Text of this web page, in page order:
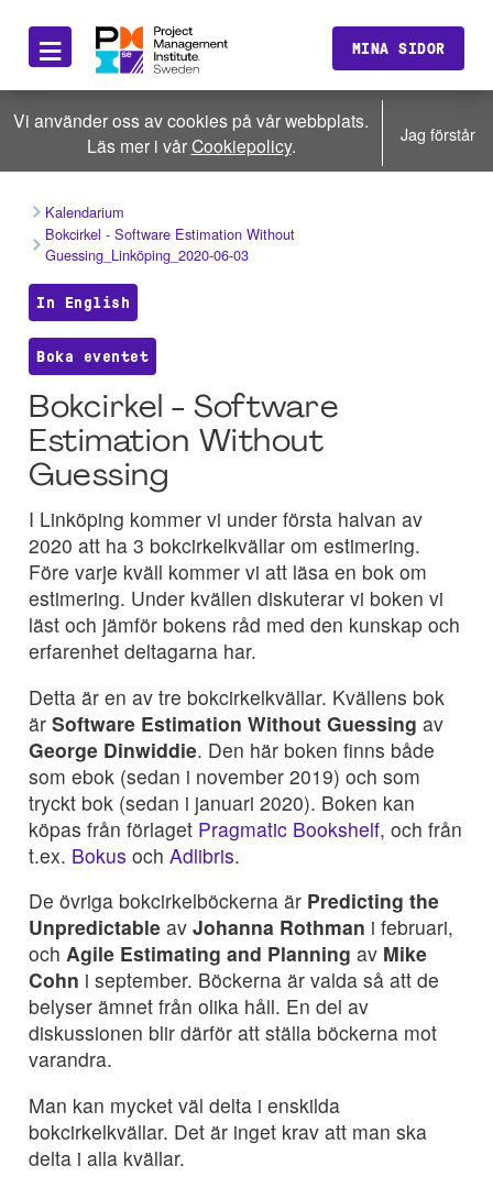
≡ MINA SIDOR
Vi använder oss av cookies på vår webbplats.
Läs mer i vårCookiepolicy. Jag förstår
Kalendarium
Bokcirkel - Software Estimation Without
Guessing_Linköping_2020-06-03
In English
Boka eventet
Bokcirkel - Software
Estimation Without
Guessing
I Linköping kommer vi under första halvan av
2020 att ha 3 bokcirkelkvällar om estimering.
Före varje kväll kommer vi att läsa en bok om
estimering. Under kvällen diskuterar vi boken vi
läst och jämför bokens råd med den kunskap och
erfarenhet deltagarna har.
Detta är en av tre bokcirkelkvällar. Kvällens bok
är Software Estimation Without Guessing av
George Dinwiddie. Den här boken finns både
som ebok (sedan i november 2019) och som
tryckt bok (sedan i januari 2020). Boken kan
köpas från förlaget Pragmatic Bookshelf, och från
t.ex. Bokus och Adlibris.
De övriga bokcirkelböckerna är Predicting the
Unpredictable av Johanna Rothman i februari,
och Agile Estimating and Planning av Mike
Cohn i september. Böckerna är valda så att de
belyser ämnet från olika håll. En del av
diskussionen blir därför att ställa böckerna mot
varandra.
Man kan mycket väl delta i enskilda
bokcirkelkvällar. Det är inget krav att man ska
delta i alla kvällar.